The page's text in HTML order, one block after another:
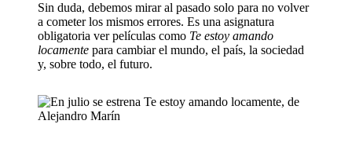
Sin duda, debemos mirar al pasado solo para no volver
a cometer los mismos errores. Es una asignatura
obligatoria ver películas como Te estoy amando
locamente para cambiar el mundo, el país, la sociedad
y, sobre todo, el futuro.